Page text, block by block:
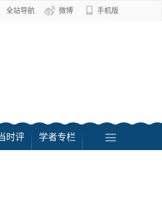
全站导航 微博 手机版
时评 学者专栏